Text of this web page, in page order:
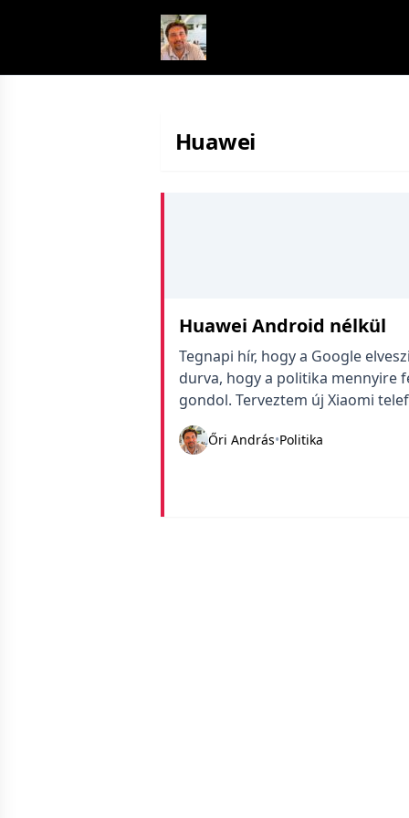
Huawei
Huawei Android nélkül
Tegnapi hír, hogy a Google
durva, hogy a politika mennyire
gondol. Terveztem új Xiaomi
átgondolni az életemet.
Őri András•Politika